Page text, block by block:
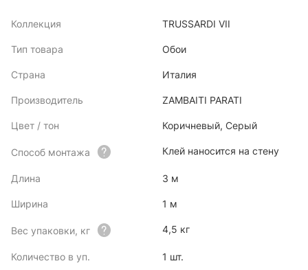
Коллекция TRUSSARDI VII
Тип товара Обои
Страна Италия
Производитель ZAMBAITI PARATI
Цвет / тон Коричневый, Серый
Способ монтажа Клей наносится на стену
Длина 3 м
Ширина 1 м
Вес упаковки, кг 4,5 кг
Количество в уп. 1 шт.